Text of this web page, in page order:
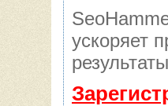
ускоряет